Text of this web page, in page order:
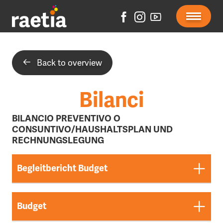
Back to overview
Bilanci
BILANCIO PREVENTIVO O
CONSUNTIVO/HAUSHALTSPLAN UND
RECHNUNGSLEGUNG
Begleitbericht Budget
Budget